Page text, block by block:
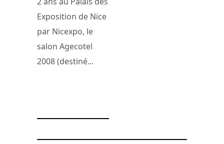
Exposition de Nice
par Nicexpo, le
salon Agecotel
2008 (destiné...